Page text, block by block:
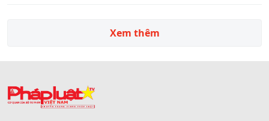
Xem thêm